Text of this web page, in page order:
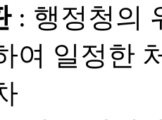
: 행정청의
여 일정한